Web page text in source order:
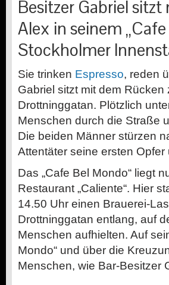
Besitzer Gabriel
Alex in seinem
Stockholmer
Sie trinken Espresso, reden
Gabriel sitzt mit dem
Drottninggatan. Plötzlich
Menschen durch die Straße
Die beiden Männer stürzen
Attentäter seine ersten Opfer
Das „Cafe Bel Mondo“ liegt
Restaurant „Caliente“. Hier
14.50 Uhr einen Brauerei-
Drottninggatan entlang, auf
Menschen aufhielten. Auf
Mondo“ und über die
Menschen, wie Bar-Besitzer